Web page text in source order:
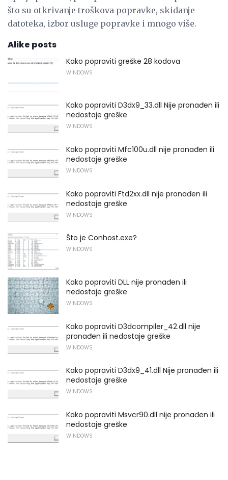
što su otkrivanje troškova popravke, skidanje
datoteka, izbor usluge popravke i mnogo više.
Alike posts
Kako popraviti greške 28 kodova
WINDOWS
Kako popraviti D3dx9_33.dll Nije pronađen ili
nedostaje greške
WINDOWS
Kako popraviti Mfc100u.dll nije pronađen ili
nedostaje greške
WINDOWS
Kako popraviti Ftd2xx.dll nije pronađen ili
nedostaje greške
WINDOWS
Što je Conhost.exe?
WINDOWS
Kako popraviti DLL nije pronađen ili
nedostaje greške
WINDOWS
Kako popraviti D3dcompiler_42.dll nije
pronađen ili nedostaje greške
WINDOWS
Kako popraviti D3dx9_41.dll Nije pronađen ili
nedostaje greške
WINDOWS
Kako popraviti Msvcr90.dll nije pronađen ili
nedostaje greške
WINDOWS